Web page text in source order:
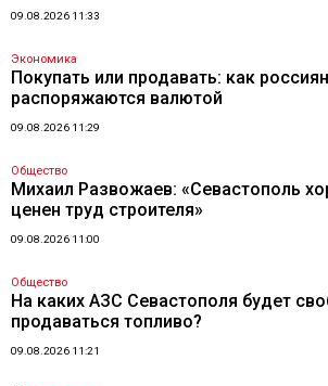
09.08.2026 11:33
Экономика
Покупать или продавать: как
распоряжаются валютой
09.08.2026 11:29
Общество
Михаил Развожаев: «Севастополь
ценен труд строителя»
09.08.2026 11:00
Общество
На каких АЗС Севастополя будет
продаваться топливо?
09.08.2026 11:21